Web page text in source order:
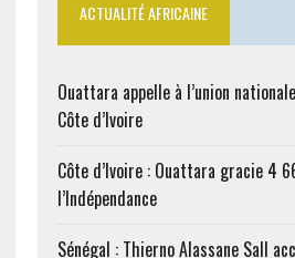
ACTUALITÉ AFRICAINE
Ouattara appelle à l’union
Côte d’Ivoire
Côte d’Ivoire : Ouattara gracie 4
l’Indépendance
Sénégal : Thierno Alassane Sall